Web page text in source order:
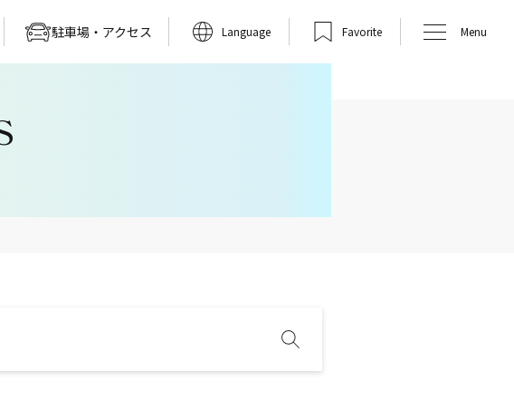
駐車場・アクセス Favorite
Language Menu